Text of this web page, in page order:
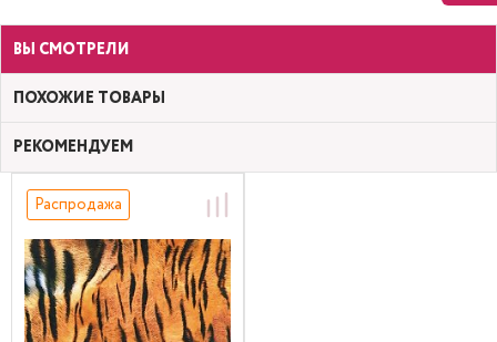
ВЫ СМОТРЕЛИ
ПОХОЖИЕ ТОВАРЫ
РЕКОМЕНДУЕМ
Распродажа